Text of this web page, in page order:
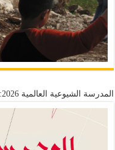
المدرسة الشيوعية العالمية 2026: سجل الآن!